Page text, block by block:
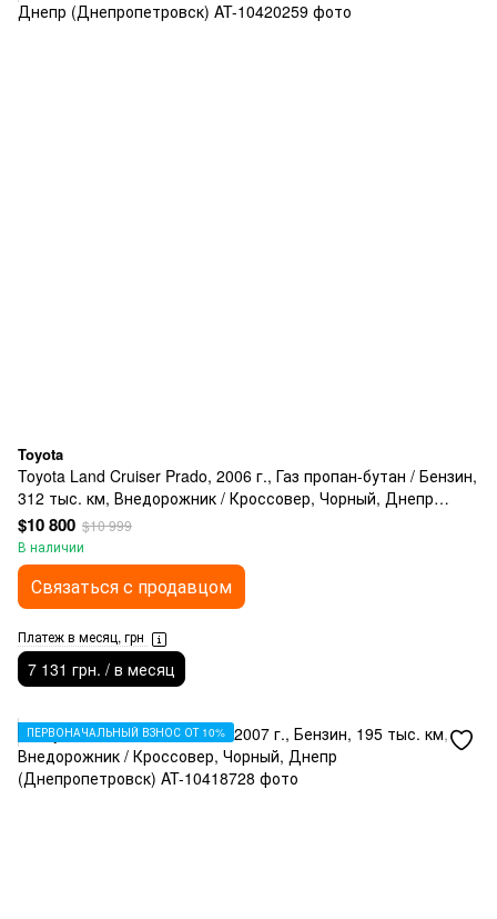
Toyota
Toyota Land Cruiser Prado, 2006 г., Газ пропан-бутан / Бензин,
312 тыс. км, Внедорожник / Кроссовер, Чорный, Днепр
(Днепропетровск)
$10 800 $10 999
В наличии
Связаться с продавцом
Платеж в месяц, грн
7 131 грн. / в месяц
ПЕРВОНАЧАЛЬНЫЙ ВЗНОС ОТ 10%